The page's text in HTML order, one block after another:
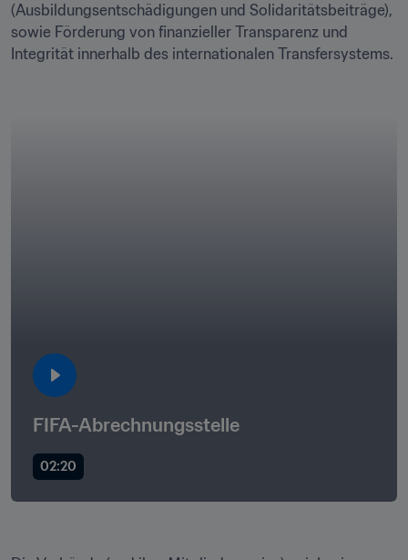
(Ausbildungsentschädigungen und Solidaritätsbeiträge),
sowie Förderung von finanzieller Transparenz und
Integrität innerhalb des internationalen Transfersystems.
FIFA-Abrechnungsstelle
02:20